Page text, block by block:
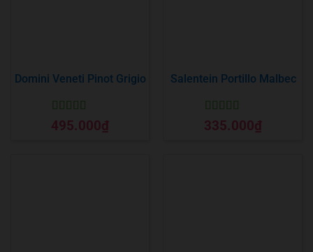
Domini Veneti Pinot Grigio
Được xếp
hạng55 sao
495.000₫
Salentein Portillo Malbec
Được xếp
hạng55 sao
335.000₫